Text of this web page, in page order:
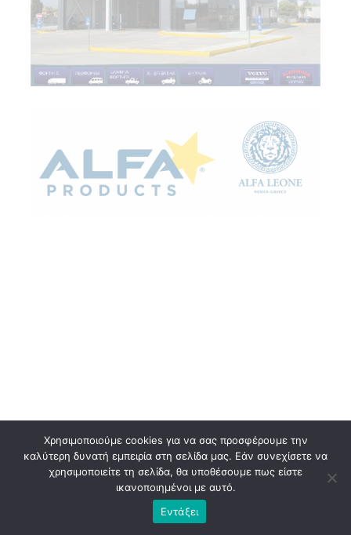
Χρησιμοποιούμε cookies για να σας προσφέρουμε την
καλύτερη δυνατή εμπειρία στη σελίδα μας. Εάν συνεχίσετε να
χρησιμοποιείτε τη σελίδα, θα υποθέσουμε πως είστε
ικανοποιημένοι με αυτό.
Εντάξει